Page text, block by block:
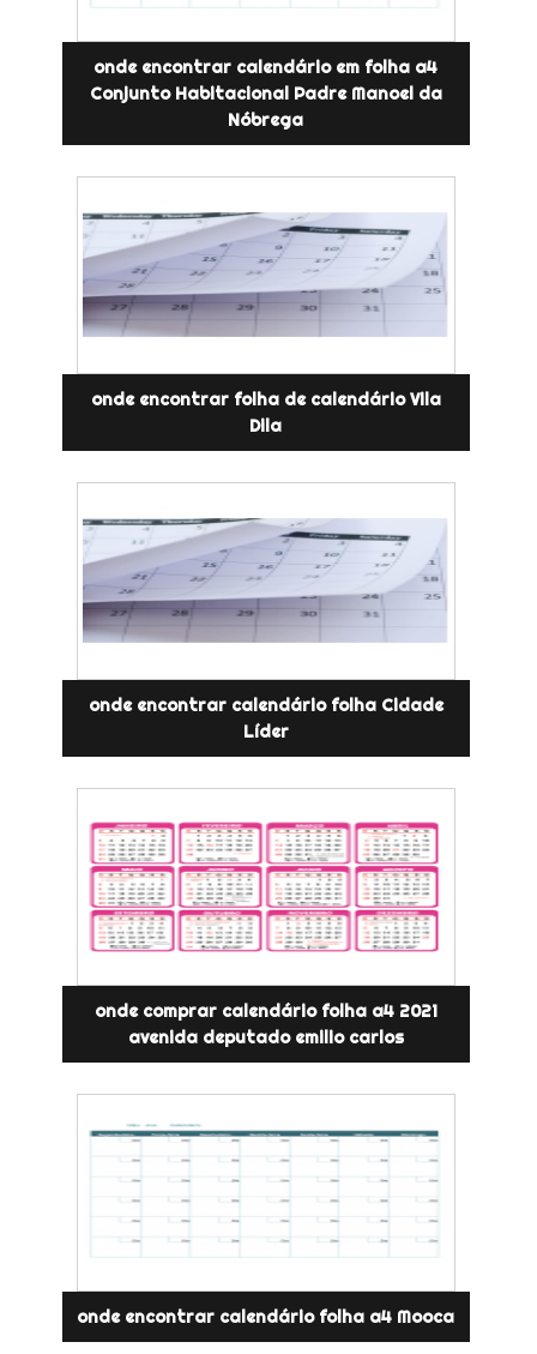
onde encontrar calendário em folha a4
Conjunto Habitacional Padre Manoel da
Nóbrega
onde encontrar folha de calendário Vila
Dila
onde encontrar calendário folha Cidade
Líder
onde comprar calendário folha a4 2021
avenida deputado emilio carlos
onde encontrar calendário folha a4 Mooca